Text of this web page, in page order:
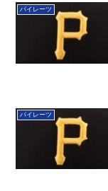
パイレーツ
パイレーツ